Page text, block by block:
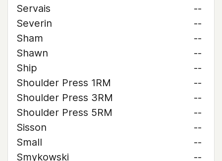
Servais
--
Severin
--
Sham
--
Shawn
--
Ship
--
Shoulder Press 1RM
--
Shoulder Press 3RM
--
Shoulder Press 5RM
--
Sisson
--
Small
--
Smykowski
--